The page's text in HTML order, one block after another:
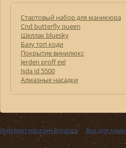
Стартовый набор для маникюра
Cnd butterfly queen
Шеллак bluesky
Базу топ коди
Покрытие винилюкс
Jerden proff gel
Jsda jd 5500
Алмазные насадки
Интернет магазин Bonanza ›› Все для